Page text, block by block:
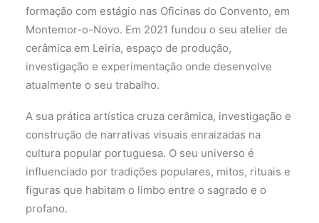
formação com estágio nas Oficinas do Convento, em
Montemor-o-Novo. Em 2021 fundou o seu atelier de
cerâmica em Leiria, espaço de produção,
investigação e experimentação onde desenvolve
atualmente o seu trabalho.
A sua prática artística cruza cerâmica, investigação e
construção de narrativas visuais enraizadas na
cultura popular portuguesa. O seu universo é
influenciado por tradições populares, mitos, rituais e
figuras que habitam o limbo entre o sagrado e o
profano.